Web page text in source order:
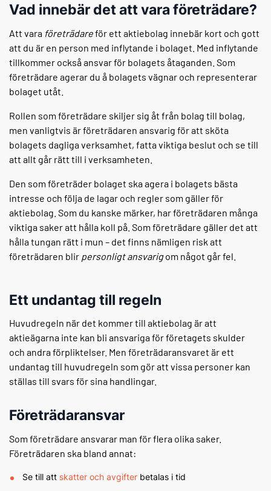
Vad innebär det att vara företrädare?
Att vara företrädareför ett aktiebolag innebär kort och gott
att du är en person med inflytande i bolaget. Med inflytande
tillkommer också ansvar för bolagets åtaganden. Som
företrädare agerar du å bolagets vägnar och representerar
bolaget utåt.
Rollen som företrädare skiljer sig åt från bolag till bolag,
men vanligtvis är företrädaren ansvarig för att sköta
bolagets dagliga verksamhet, fatta viktiga beslut och se till
att allt går rätt till i verksamheten.
Den som företräder bolaget ska agera i bolagets bästa
intresse och följa de lagar och regler som gäller för
aktiebolag. Som du kanske märker, har företrädaren många
viktiga saker att hålla koll på. Som företrädare gäller det att
hålla tungan rätt i mun – det finns nämligen risk att
företrädaren blir personligt ansvarigom något går fel.
Ett undantag till regeln
Huvudregeln när det kommer till aktiebolag är att
aktieägarna inte kan bli ansvariga för företagets skulder
och andra förpliktelser. Men företrädaransvaret är ett
undantag till huvudregeln som gör att vissa personer kan
ställas till svars för sina handlingar.
Företrädaransvar
Som företrädare ansvarar man för flera olika saker.
Företrädaren ska bland annat:
Se till att skatter och avgifter betalas i tid